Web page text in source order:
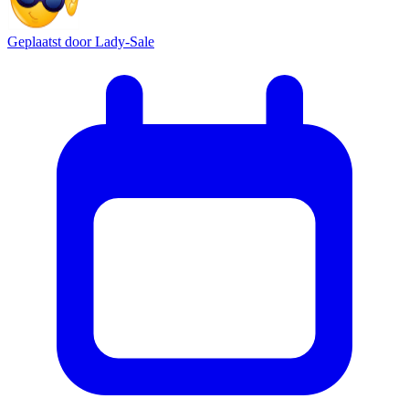
Geplaatst doorLady-Sale